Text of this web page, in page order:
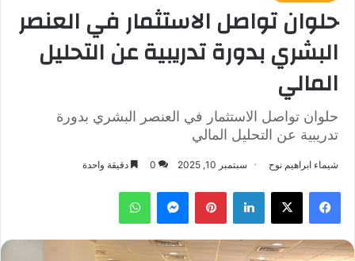
حلوان تواصل الاستثمار في العنصر
البشري بدورة تدريبية عن التحليل
المالي
حلوان تواصل الاستثمار في العنصر البشري بدورة
تدريبية عن التحليل المالي
شيماء ابراهيم نوح سبتمبر 10, 2025 0 دقيقة واحدة
فيسبوك ‫X لينكدإن بينتيريستماسنجر واتساب